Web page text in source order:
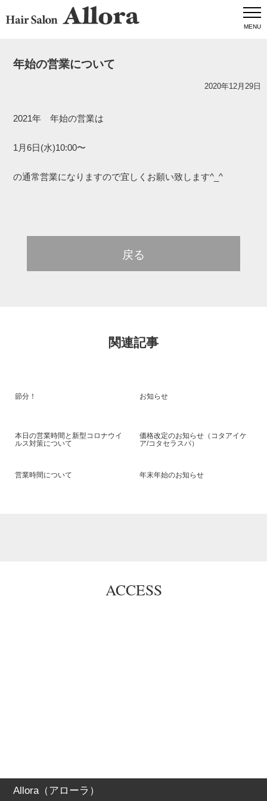
MENU
年始の営業について
2020年12月29日
2021年 年始の営業は
1月6日(水)10:00〜
の通常営業になりますので宜しくお願い致します^_^
戻る
関連記事
節分！ お知らせ
本日の営業時間と新型コロナウイ
ルス対策について
価格改定のお知らせ（コタアイケ
ア/コタセラスパ）
営業時間について 年末年始のお知らせ
ACCESS
Allora（アローラ）